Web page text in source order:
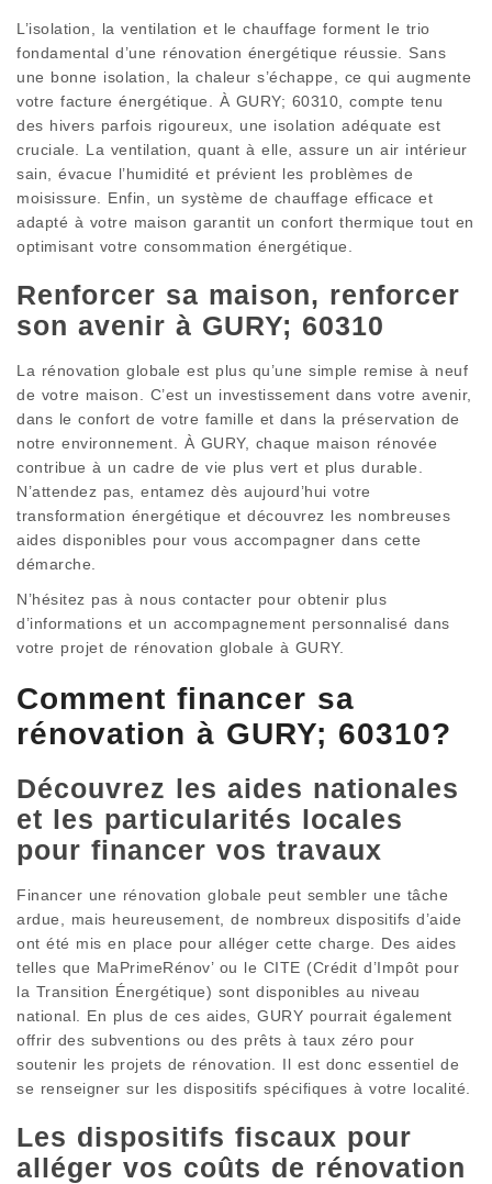
L’isolation, la ventilation et le chauffage forment le trio
fondamental d’une rénovation énergétique réussie. Sans
une bonne isolation, la chaleur s’échappe, ce qui augmente
votre facture énergétique. À GURY; 60310, compte tenu
des hivers parfois rigoureux, une isolation adéquate est
cruciale. La ventilation, quant à elle, assure un air intérieur
sain, évacue l’humidité et prévient les problèmes de
moisissure. Enfin, un système de chauffage efficace et
adapté à votre maison garantit un confort thermique tout en
optimisant votre consommation énergétique.
Renforcer sa maison, renforcer
son avenir à GURY; 60310
La rénovation globale est plus qu’une simple remise à neuf
de votre maison. C’est un investissement dans votre avenir,
dans le confort de votre famille et dans la préservation de
notre environnement. À GURY, chaque maison rénovée
contribue à un cadre de vie plus vert et plus durable.
N’attendez pas, entamez dès aujourd’hui votre
transformation énergétique et découvrez les nombreuses
aides disponibles pour vous accompagner dans cette
démarche.
N’hésitez pas à nous contacter pour obtenir plus
d’informations et un accompagnement personnalisé dans
votre projet de rénovation globale à GURY.
Comment financer sa
rénovation à GURY; 60310?
Découvrez les aides nationales
et les particularités locales
pour financer vos travaux
Financer une rénovation globale peut sembler une tâche
ardue, mais heureusement, de nombreux dispositifs d’aide
ont été mis en place pour alléger cette charge. Des aides
telles que MaPrimeRénov’ ou le CITE (Crédit d’Impôt pour
la Transition Énergétique) sont disponibles au niveau
national. En plus de ces aides, GURY pourrait également
offrir des subventions ou des prêts à taux zéro pour
soutenir les projets de rénovation. Il est donc essentiel de
se renseigner sur les dispositifs spécifiques à votre localité.
Les dispositifs fiscaux pour
alléger vos coûts de rénovation